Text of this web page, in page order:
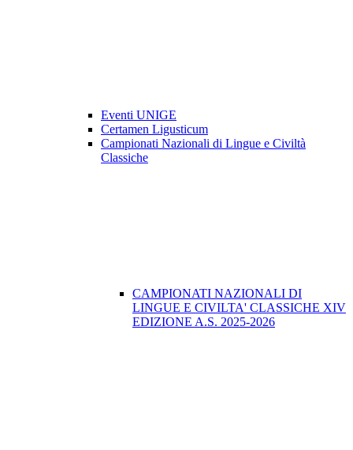
Eventi UNIGE
Certamen Ligusticum
Campionati Nazionali di Lingue e Civiltà
Classiche
CAMPIONATI NAZIONALI DI
LINGUE E CIVILTA' CLASSICHE XIV
EDIZIONE A.S. 2025-2026